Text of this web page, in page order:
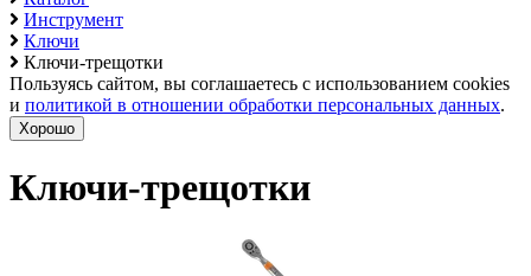
Инструмент
Ключи
Ключи-трещотки
Пользуясь сайтом, вы соглашаетесь с использованием cookies
и политикой в отношении обработки персональных данных.
Хорошо
Ключи-трещотки